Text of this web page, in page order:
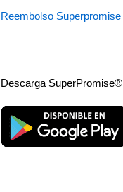
Reembolso Superpromise
Descarga SuperPromise®